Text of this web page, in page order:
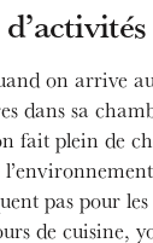
on arrive
dans sa
fait plein de
pas pour
de cuisine,